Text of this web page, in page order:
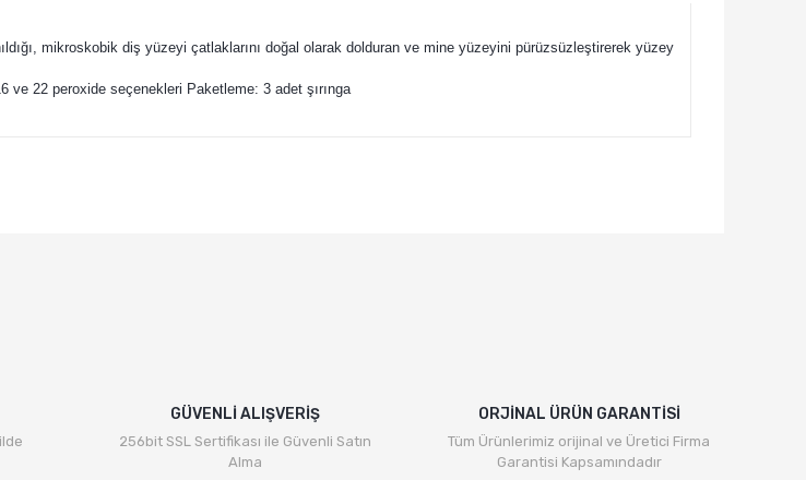
mikroskobik diş yüzeyi çatlaklarını doğal olarak dolduran ve mine yüzeyini pürüzsüzleştirerek yüzey
ve 22 peroxide seçenekleri Paketleme: 3 adet şırınga
GÜVENLİ ALIŞVERİŞ
256bit SSL Sertifikası ile Güvenli Satın
Alma
ORJİNAL ÜRÜN GARANTİSİ
Tüm Ürünlerimiz orijinal ve Üretici Firma
Garantisi Kapsamındadır